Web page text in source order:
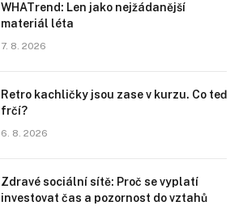
WHATrend: Len jako nejžádanější
materiál léta
7. 8. 2026
Retro kachličky jsou zase v kurzu. Co teď
frčí?
6. 8. 2026
Zdravé sociální sítě: Proč se vyplatí
investovat čas a pozornost do vztahů